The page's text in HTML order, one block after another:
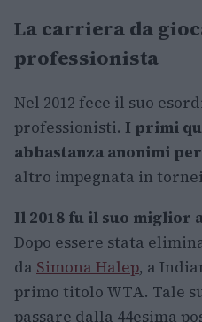
La carriera da
professionista
Nel 2012 fece il suo
professionisti. I primi
abbastanza anonimi
altro impegnata in
Il 2018 fu il suo miglior
Dopo essere stata
da Simona Halep, a
primo titolo WTA. Tale
passare dalla 44esima